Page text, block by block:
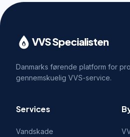
VVS Specialisten
Danmarks førende platform for
gennemskuelig VVS-service.
Services
Vandskade